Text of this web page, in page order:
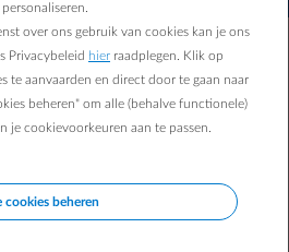
gebracht van deze fout.
LQZY-1054. Geef
als het probleem aanhoudt.
personaliseren.
over ons gebruik van cookies kan je ons
Privacybeleid hier raadplegen. Klik op
te aanvaarden en direct door te gaan naar
beheren" om alle (behalve functionele)
je cookievoorkeuren aan te passen.
cookies beheren